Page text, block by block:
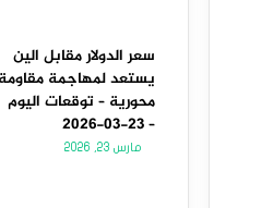
سعر الدولار مقابل الين
يستعد لمهاجمة مقاومة
محورية – توقعات اليوم
– 23-03-2026
مارس 23, 2026